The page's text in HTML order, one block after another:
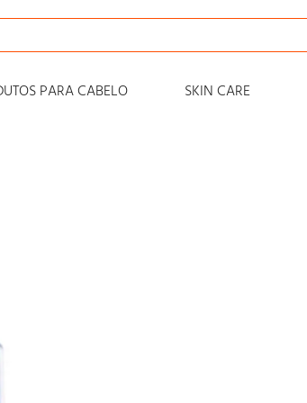
PARA CABELO SKIN CARE
condicionador